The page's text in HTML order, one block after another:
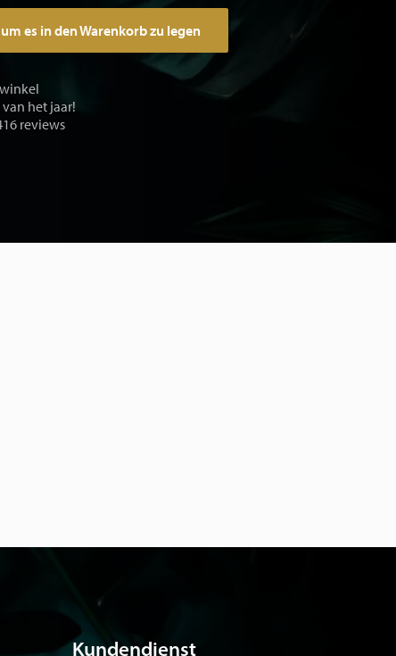
es in den Warenkorb zu legen
het jaar!
reviews
Kundendienst